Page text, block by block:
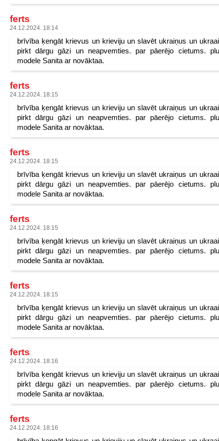
ferts
24.12.2024. 18:14
brīvība ķengāt krievus un krieviju un slavēt ukraiņus un
pirkt dārgu gāzi un neapvemties. par pāerējo cietums.
modele Sanita ar novāktaa.
ferts
24.12.2024. 18:15
brīvība ķengāt krievus un krieviju un slavēt ukraiņus un
pirkt dārgu gāzi un neapvemties. par pāerējo cietums.
modele Sanita ar novāktaa.
ferts
24.12.2024. 18:15
brīvība ķengāt krievus un krieviju un slavēt ukraiņus un
pirkt dārgu gāzi un neapvemties. par pāerējo cietums.
modele Sanita ar novāktaa.
ferts
24.12.2024. 18:15
brīvība ķengāt krievus un krieviju un slavēt ukraiņus un
pirkt dārgu gāzi un neapvemties. par pāerējo cietums.
modele Sanita ar novāktaa.
ferts
24.12.2024. 18:15
brīvība ķengāt krievus un krieviju un slavēt ukraiņus un
pirkt dārgu gāzi un neapvemties. par pāerējo cietums.
modele Sanita ar novāktaa.
ferts
24.12.2024. 18:16
brīvība ķengāt krievus un krieviju un slavēt ukraiņus un
pirkt dārgu gāzi un neapvemties. par pāerējo cietums.
modele Sanita ar novāktaa.
ferts
24.12.2024. 18:16